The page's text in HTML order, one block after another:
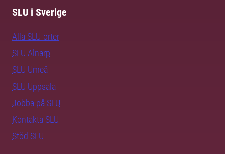
SLU i Sverige
Alla SLU-orter
SLU Alnarp
SLU Umeå
SLU Uppsala
Jobba på SLU
Kontakta SLU
Stöd SLU